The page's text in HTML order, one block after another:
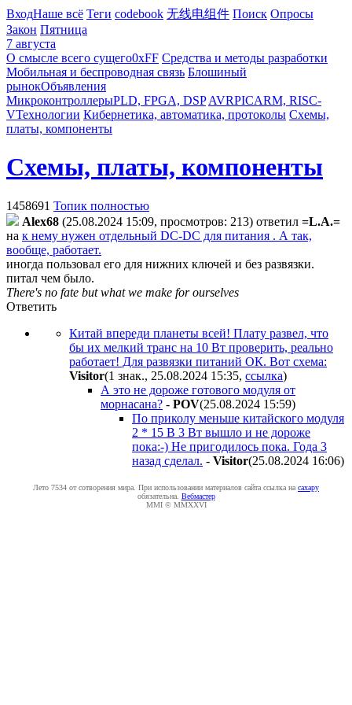
ВходНаше всё Теги codebook 无线电组件 Поиск Опросы
Закон Пятница
7 августа
О смысле всего сущего0xFF Средства и методы разработки
Мобильная и беспроводная связь Блошиный
рынокОбъявления
МикроконтроллерыPLD, FPGA, DSP AVRPICARM, RISC-
VТехнологии Кибернетика, автоматика, протоколы Схемы,
платы, компоненты
Схемы, платы, компоненты
1458691 Топик полностью
Alex68 (25.08.2024 15:09, просмотров: 213) ответил =L.A.=
на к нему нужен отдельный DC-DC для питания . А так,
вообще, работает.
иногда пользовал его для нижних ключей и без развязки.
питал чем было.
There's no fate but what we make for ourselves
Ответить
Китай впереди планеты всей! Плату развел, что
бы их мелкий транс на 10 Вт проверить, реально
работает! Для развязки питаний ОК. Вот схема:
Visitor(1 знак., 25.08.2024 15:35, ссылка)
А это не дороже готового модуля от
морнасана? - POV(25.08.2024 15:59)
По приколу меньше китайского модуля
2 * 15 В 3 Вт вышло и не дороже
пока:-) Не пригодилось пока. Года 3
назад сделал. - Visitor(25.08.2024 16:06)
Лето 7534 от сотворения мира. При использовании материалов сайта ссылка на caxapу
обязательна. Вебмастер
MMI © MMXXVI